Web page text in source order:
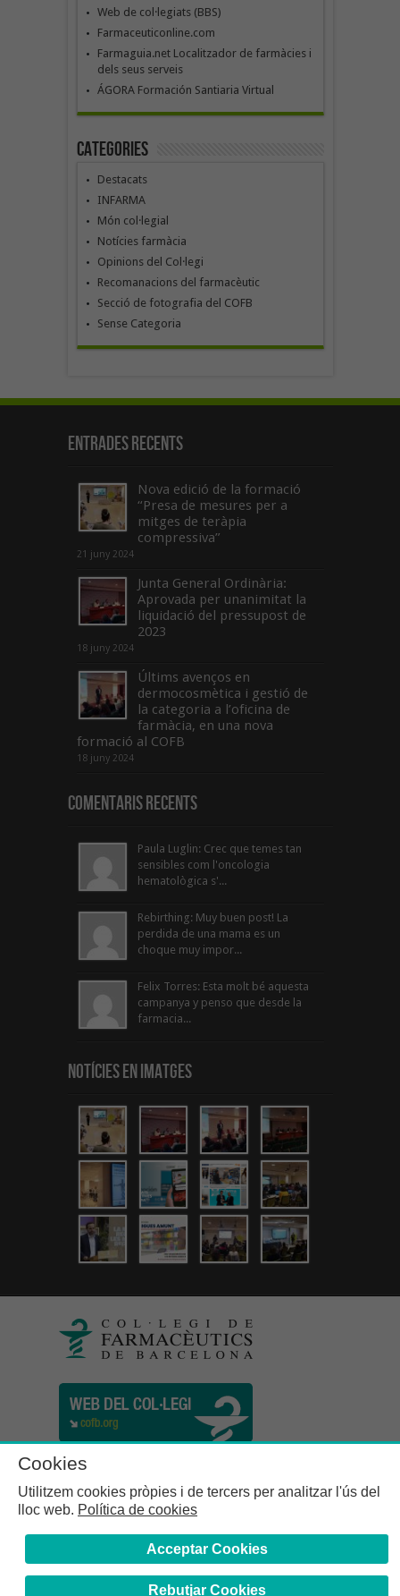
Web de col·legiats (BBS)
Farmaceuticonline.com
Farmaguia.net Localitzador de farmàcies i
dels seus serveis
ÁGORA Formación Santiaria Virtual
Categories
Destacats
INFARMA
Món col·legial
Notícies farmàcia
Opinions del Col·legi
Recomanacions del farmacèutic
Secció de fotografia del COFB
Sense Categoria
Entrades recents
Nova edició de la formació
“Presa de mesures per a
mitges de teràpia
compressiva”
21 juny 2024
Junta General Ordinària:
Aprovada per unanimitat la
liquidació del pressupost de
2023
18 juny 2024
Últims avenços en
dermocosmètica i gestió de
la categoria a l’oficina de
farmàcia, en una nova
formació al COFB
18 juny 2024
Comentaris Recents
Paula Luglin: Crec que temes tan
sensibles com l'oncologia
hematològica s'...
Rebirthing: Muy buen post! La
perdida de una mama es un
choque muy impor...
Felix Torres: Esta molt bé aquesta
campanya y penso que desde la
farmacia...
Notícies en Imatges
Cookies
Utilitzem cookies pròpies i de tercers per analitzar l'ús del
lloc web. Política de cookies
Acceptar Cookies
Rebutjar Cookies